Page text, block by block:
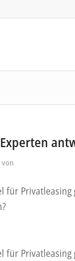
von
für Privatleasing
für Privatleasing